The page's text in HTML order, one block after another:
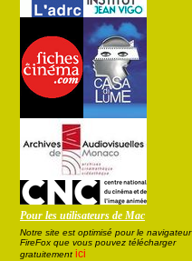
Pour les utilisateurs de Mac
Notre site est optimisé pour le navigateur
FireFox que vous pouvez télécharger
gratuitement ici